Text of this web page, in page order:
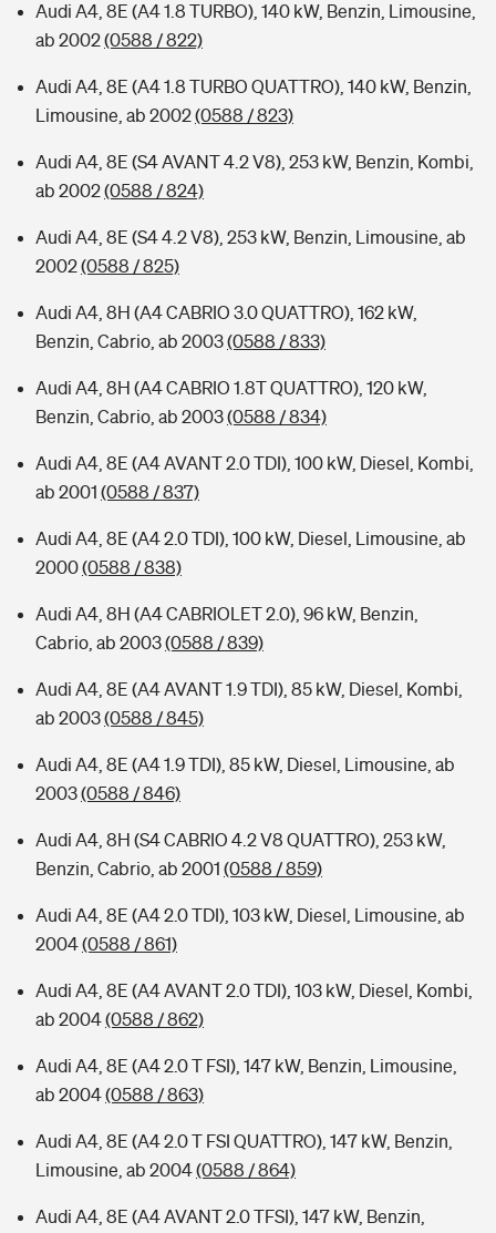
Audi A4, 8E (A4 1.8 TURBO), 140 kW, Benzin, Limousine,
ab 2002(0588 / 822)
Audi A4, 8E (A4 1.8 TURBO QUATTRO), 140 kW, Benzin,
Limousine, ab 2002(0588 / 823)
Audi A4, 8E (S4 AVANT 4.2 V8), 253 kW, Benzin, Kombi,
ab 2002(0588 / 824)
Audi A4, 8E (S4 4.2 V8), 253 kW, Benzin, Limousine, ab
2002(0588 / 825)
Audi A4, 8H (A4 CABRIO 3.0 QUATTRO), 162 kW,
Benzin, Cabrio, ab 2003(0588 / 833)
Audi A4, 8H (A4 CABRIO 1.8T QUATTRO), 120 kW,
Benzin, Cabrio, ab 2003(0588 / 834)
Audi A4, 8E (A4 AVANT 2.0 TDI), 100 kW, Diesel, Kombi,
ab 2001 (0588 / 837)
Audi A4, 8E (A4 2.0 TDI), 100 kW, Diesel, Limousine, ab
2000(0588 / 838)
Audi A4, 8H (A4 CABRIOLET 2.0), 96 kW, Benzin,
Cabrio, ab 2003(0588 / 839)
Audi A4, 8E (A4 AVANT 1.9 TDI), 85 kW, Diesel, Kombi,
ab 2003(0588 / 845)
Audi A4, 8E (A4 1.9 TDI), 85 kW, Diesel, Limousine, ab
2003(0588 / 846)
Audi A4, 8H (S4 CABRIO 4.2 V8 QUATTRO), 253 kW,
Benzin, Cabrio, ab 2001 (0588 / 859)
Audi A4, 8E (A4 2.0 TDI), 103 kW, Diesel, Limousine, ab
2004(0588 / 861)
Audi A4, 8E (A4 AVANT 2.0 TDI), 103 kW, Diesel, Kombi,
ab 2004(0588 / 862)
Audi A4, 8E (A4 2.0 T FSI), 147 kW, Benzin, Limousine,
ab 2004(0588 / 863)
Audi A4, 8E (A4 2.0 T FSI QUATTRO), 147 kW, Benzin,
Limousine, ab 2004(0588 / 864)
Audi A4, 8E (A4 AVANT 2.0 TFSI), 147 kW, Benzin,